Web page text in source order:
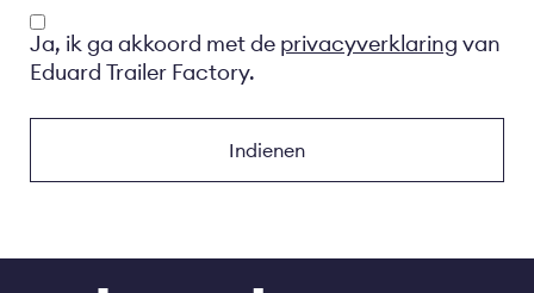
Privacyverklaring
Ja, ik ga akkoord met de privacyverklaring van
Eduard Trailer Factory.